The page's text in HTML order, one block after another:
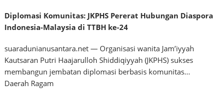
Diplomasi Komunitas: JKPHS Pererat Hubungan Diaspora
Indonesia-Malaysia di TTBH ke-24
suaradunianusantara.net — Organisasi wanita Jam’iyyah
Kautsaran Putri Haajarulloh Shiddiqiyyah (JKPHS) sukses
membangun jembatan diplomasi berbasis komunitas...
Daerah Ragam